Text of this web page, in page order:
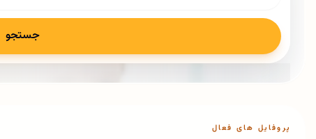
جستجو
پروفایل های فعال